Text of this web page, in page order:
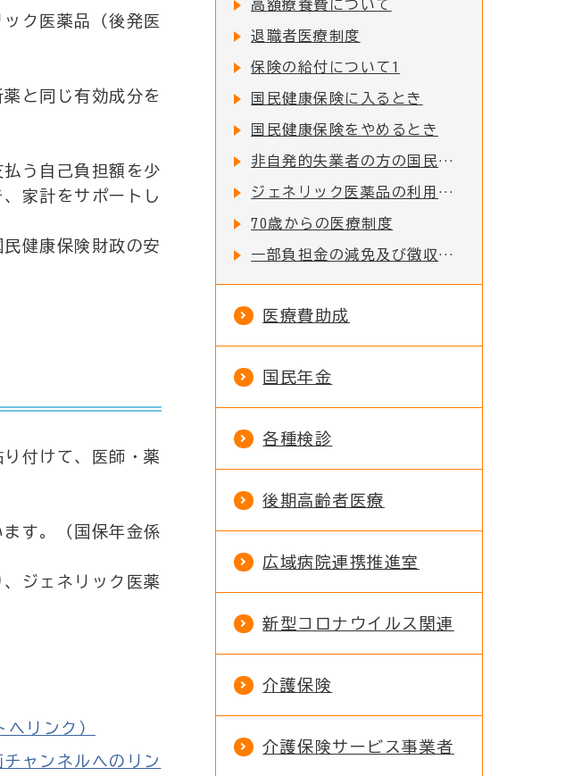
ク医薬品（後発医
と同じ有効成分を
う自己負担額を少
家計をサポートし
健康保険財政の安
付けて、医師・薬
す。（国保年金係
ジェネリック医薬
リンク）
ャンネルへのリン
高額療養費について
退職者医療制度
保険の給付について1
国民健康保険に入るとき
国民健康保険をやめるとき
非自発的失業者の方の国民健康保険税の軽減について
ジェネリック医薬品の利用促進について
70歳からの医療制度
一部負担金の減免及び徴収猶予について
医療費助成
国民年金
各種検診
後期高齢者医療
広域病院連携推進室
新型コロナウイルス関連
介護保険
介護保険サービス事業者